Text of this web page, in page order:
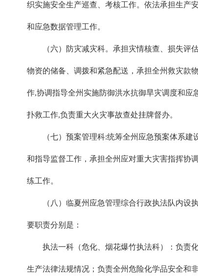
织实施安全生产巡查、考核工作。依法承担生产
和应急数据管理工作。
（六）防灾减灾科。承担灾情核查、损失评估
物资的储备、调拨和紧急配送，承担全州救灾款
作,协调指导全州实施防御洪水抗御旱灾调度和应
扑救工作,负责重大火灾事故查处挂牌督办。
（七）预案管理科:统筹全州应急预案体系建设
和指导监督工作，承担全州应对重大灾害指挥协
练工作。
（八）临夏州应急管理综合行政执法队内设执
要职责分别是：
执法一科（危化、烟花爆竹执法科）：负责化
生产法律法规情况；负责全州危险化学品安全和